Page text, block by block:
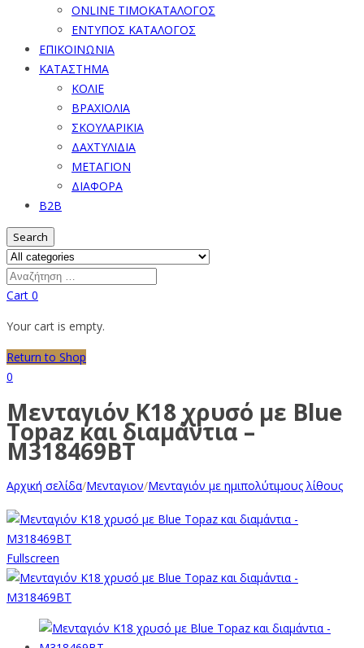
ONLINE ΤΙΜΟΚΑΤΑΛΟΓΟΣ
ΕΝΤΥΠΟΣ ΚΑΤΑΛΟΓΟΣ
ΕΠΙΚΟΙΝΩΝΙΑ
ΚΑΤΑΣΤΗΜΑ
ΚΟΛΙΕ
ΒΡΑΧΙΟΛΙΑ
ΣΚΟΥΛΑΡΙΚΙΑ
ΔΑΧΤΥΛΙΔΙΑ
ΜΕΤΑΓΙΟΝ
ΔΙΑΦΟΡΑ
B2B
Search
Cart 0
Your cart is empty.
Return to Shop
0
Μενταγιόν Κ18 χρυσό με Blue
Topaz και διαμάντια –
M318469BT
Αρχική σελίδα/Μενταγιον/Μενταγιόν με ημιπολύτιμους λίθους
Fullscreen